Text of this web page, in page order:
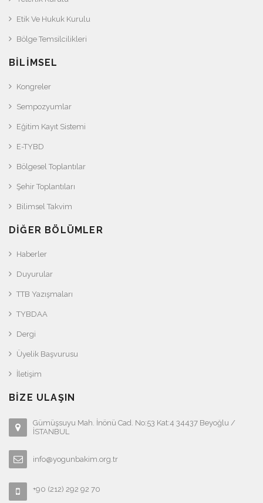
Etik Ve Hukuk Kurulu
Bölge Temsilcilikleri
BILIMSEL
Kongreler
Sempozyumlar
Eğitim Kayıt Sistemi
E-TYBD
Bölgesel Toplantılar
Şehir Toplantıları
Bilimsel Takvim
DIĞER BÖLÜMLER
Haberler
Duyurular
TTB Yazışmaları
TYBDAA
Dergi
Üyelik Başvurusu
İletişim
BIZE ULAŞIN
Gümüşsuyu Mah. İnönü Cad. No:53 Kat:4 34437 Beyoğlu /
İSTANBUL
info@yogunbakim.org.tr
+90 (212) 292 92 70